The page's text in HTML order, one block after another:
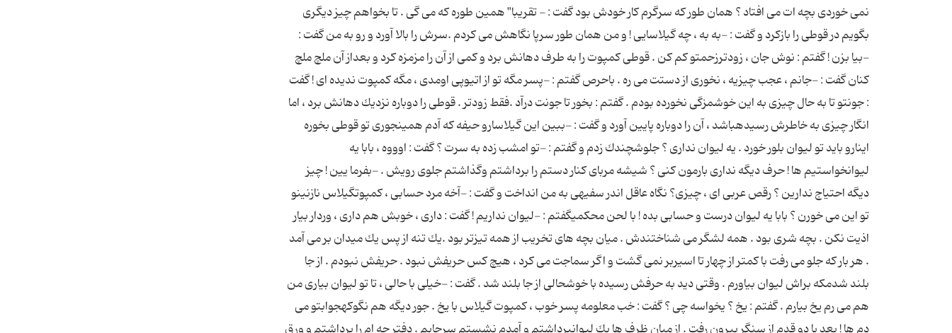
نمی خوردی بچه ات می افتاد ؟ همان طور كه سرگرم كار خودش بود گفت : - تقریبا" همین طوره كه می گی . تا بخواهم چیز دیگری
بگویم در قوطی را بازكرد و گفت : -به به ، چه گیلاسایی ! و من همان طور سرپا نگاهش می كردم .سرش را بالا آورد و رو به من گفت :
-بیا بزن ! گفتم : نوش جان ، زودترزحمتو كم كن . قوطی كمپوت را به طرف دهانش برد و كمی از آن را مزمزه كرد و بعداز آن ملچ ملچ
كنان گفت : -جانم ، عجب چیزیه ، نخوری از دستت می ره . باحرص گفتم : -پسر مگه تو از اتیوپی اومدی ، مگه كمپوت ندیده ای ! گفت
: جونتو تا به حال چیزی به این خوشمزگی نخورده بودم . گفتم : بخور تا جونت درآد .فقط زودتر . قوطی را دوباره نزدیك دهانش برد ، اما
انگار چیزی به خاطرش رسیدهباشد ، آن را دوباره پایین آورد و گفت : -ببین این گیلاسارو حیفه كه آدم همینجوری تو قوطی بخوره
اینارو باید تو لیوان بلور خورد . یه لیوان نداری ؟ جلوشچندك زدم و گفتم : -تو امشب زده به سرت ؟ گفت : اوووه ، بابا یه
لیوانخواستیم ها ! حرف دیگه نداری بارمون كنی ؟ شیشه مربای كنار دستم را برداشتم وگذاشتم جلوی رویش . -بفرما یین ! چیز
دیگه احتیاج ندارین ؟ رقص عربی ای ، چیزی؟ نگاه عاقل اندر سفیهی به من انداخت و گفت : -آخه مرد حسابی ، كمپوتگیلاس نازنینو
تو این می خورن ؟ بابا یه لیوان درست و حسابی بده ! با لحن محكمیگفتم : -لیوان نداریم ! گفت : داری ، خوبش هم داری ، وردار بیار
اذیت نكن . بچه شری بود . همه لشگر می شناختندش . میان بچه های تخریب از همه تیزتر بود .یك تنه از پس یك میدان بر می آمد
. هر بار كه جلو می رفت با كمتر از چهار تا اسیربر نمی گشت و اگر سماجت می كرد ، هیچ كس حریفش نبود . حریفش نبودم . از جا
بلند شدمكه براش لیوان بیاورم . وقتی دید به حرفش رسیده با خوشحالی از جا بلند شد . گفت : -خیلی با حالی ، تا تو لیوان بیاری من
هم می رم یخ بیارم . گفتم : یخ ؟ یخواسه چی ؟ گفت : خب معلومه پسر خوب ، كمپوت گیلاس با یخ . جور دیگه هم نگوكهجوابتو می